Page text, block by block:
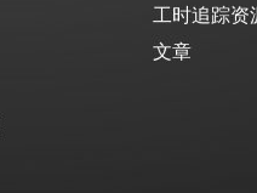
工时追踪资
文章